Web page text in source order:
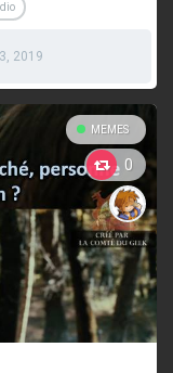
2019
MEMES
0